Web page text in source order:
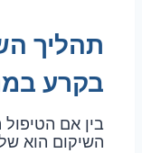
תהליך
בקרע
בין אם הטיפול
השיקום הוא